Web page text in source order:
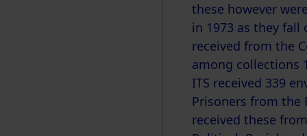
these however
in 1973 as they fall
received from the
among collections
ITS received 339
Prisoners from the
received these